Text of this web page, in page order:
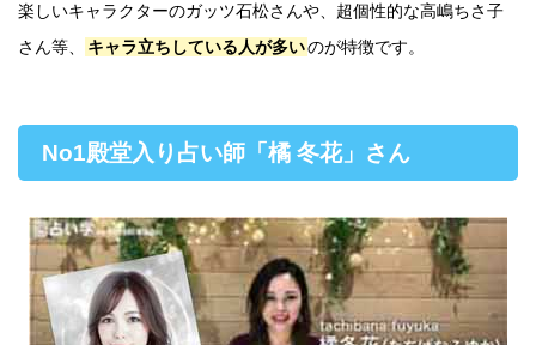
楽しいキャラクターのガッツ石松さんや、超個性的な高嶋ちさ子
さん等、
キャラ立ちしている人が多いのが特徴です。
No1殿堂入り占い師「橘 冬花」さん